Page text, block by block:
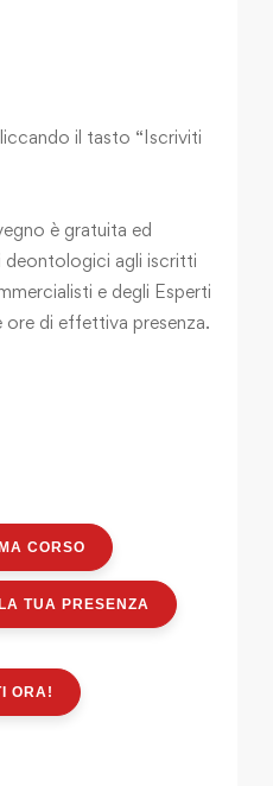
il tasto “Iscriviti
è gratuita ed
agli iscritti
e degli Esperti
ore di effettiva presenza.
CORSO
TUA PRESENZA
ORA!